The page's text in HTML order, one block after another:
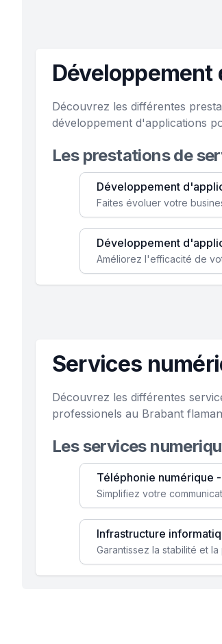
Découvrez les différentes
développement d'applications
Les prestations de
Développement
Développement
Services
Découvrez les différentes
professionels au Brabant
Les services
Téléphonie numérique -
Infrastructure